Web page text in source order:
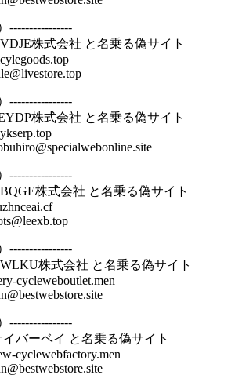
----------------
株式会社 と名乗る偽サイト
----------------
株式会社 と名乗る偽サイト
----------------
株式会社 と名乗る偽サイト
----------------
株式会社 と名乗る偽サイト
cycleweboutlet.men
----------------
イバーベイ と名乗る偽サイト
cyclewebfactory.men